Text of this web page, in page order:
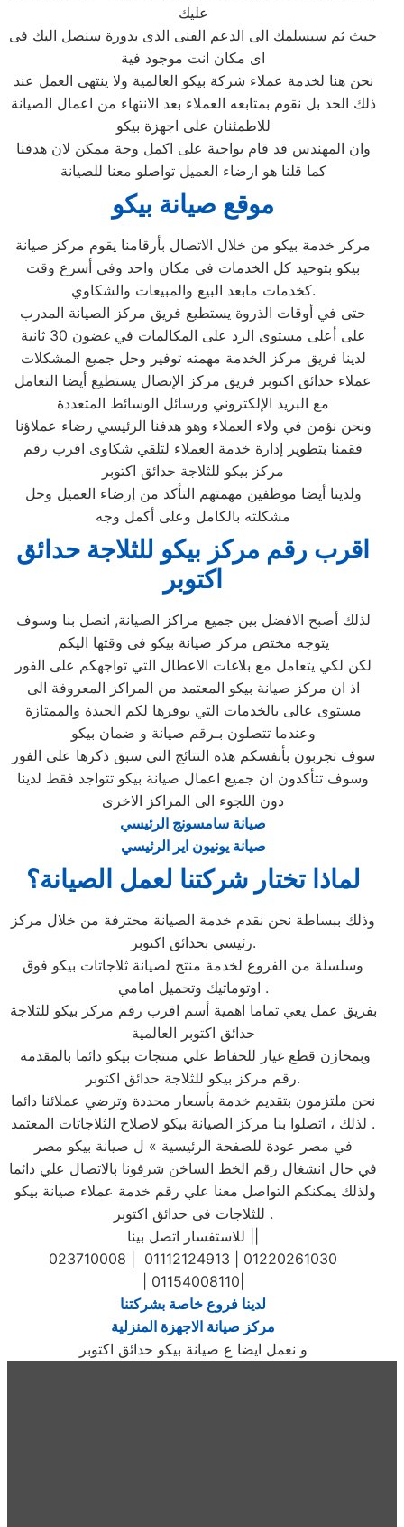
عليك
حيث ثم سيسلمك الى الدعم الفنى الذى بدورة سنصل اليك فى
اى مكان انت موجود فية
نحن هنا لخدمة عملاء شركة بيكو العالمية ولا ينتهى العمل عند
ذلك الحد بل نقوم بمتابعه العملاء بعد الانتهاء من اعمال الصيانة
للاطمئنان على اجهزة بيكو
وان المهندس قد قام بواجبة على اكمل وجة ممكن لان هدفنا
كما قلنا هو ارضاء العميل تواصلو معنا للصيانة
موقع صيانة بيكو
مركز خدمة بيكو من خلال الاتصال بأرقامنا يقوم مركز صيانة
بيكو بتوحيد كل الخدمات في مكان واحد وفي أسرع وقت
كخدمات مابعد البيع والمبيعات والشكاوي.
حتى في أوقات الذروة يستطيع فريق مركز الصيانة المدرب
على أعلى مستوى الرد على المكالمات في غضون 30 ثانية
لدينا فريق مركز الخدمة مهمته توفير وحل جميع المشكلات
عملاء حدائق اكتوبر فريق مركز الإتصال يستطيع أيضا التعامل
مع البريد الإلكتروني ورسائل الوسائط المتعددة
ونحن نؤمن في ولاء العملاء وهو هدفنا الرئيسي رضاء عملاؤنا
فقمنا بتطوير إدارة خدمة العملاء لتلقي شكاوى اقرب رقم
مركز بيكو للثلاجة حدائق اكتوبر
ولدينا أيضا موظفين مهمتهم التأكد من إرضاء العميل وحل
مشكلته بالكامل وعلى أكمل وجه
اقرب رقم مركز بيكو للثلاجة حدائق
اكتوبر
لذلك أصبح الافضل بين جميع مراكز الصيانة, اتصل بنا وسوف
يتوجه مختص مركز صيانة بيكو فى وقتها اليكم
لكن لكي يتعامل مع بلاغات الاعطال التي تواجهكم على الفور
اذ ان مركز صيانة بيكو المعتمد من المراكز المعروفة الى
مستوى عالى بالخدمات التي يوفرها لكم الجيدة والممتازة
وعندما تتصلون بـرقم صيانة و ضمان بيكو
سوف تجربون بأنفسكم هذه النتائج التي سبق ذكرها على الفور
وسوف تتأكدون ان جميع اعمال صيانة بيكو تتواجد فقط لدينا
دون اللجوء الى المراكز الاخرى
صيانة سامسونج الرئيسي
صيانة يونيون اير الرئيسي
لماذا تختار شركتنا لعمل الصيانة؟
وذلك ببساطة نحن نقدم خدمة الصيانة محترفة من خلال مركز
رئيسي بحدائق اكتوبر.
وسلسلة من الفروع لخدمة منتج لصيانة ثلاجاتات بيكو فوق
اوتوماتيك وتحميل امامي .
بفريق عمل يعي تماما اهمية أسم اقرب رقم مركز بيكو للثلاجة
حدائق اكتوبر العالمية
وبمخازن قطع غيار للحفاظ علي منتجات بيكو دائما بالمقدمة
رقم مركز بيكو للثلاجة حدائق اكتوبر.
نحن ملتزمون بتقديم خدمة بأسعار محددة وترضي عملائنا دائما
. لذلك ، اتصلوا بنا مركز الصيانة بيكو لاصلاح الثلاجاتات المعتمد
في مصر عودة للصفحة الرئيسية » ل صيانة بيكو مصر
في حال انشغال رقم الخط الساخن شرفونا بالاتصال علي دائما
ولذلك يمكنكم التواصل معنا علي رقم خدمة عملاء صيانة بيكو
للثلاجات فى حدائق اكتوبر .
023710008 | 01112124913 | 01220261030
| 01154008110|
لدينا فروع خاصة بشركتنا
مركز صيانة الاجهزة المنزلية
و نعمل ايضا ع صيانة بيكو حدائق اكتوبر